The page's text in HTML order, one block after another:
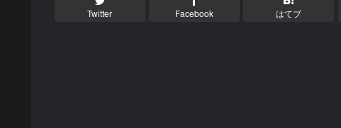
Twitter Facebook はてブ